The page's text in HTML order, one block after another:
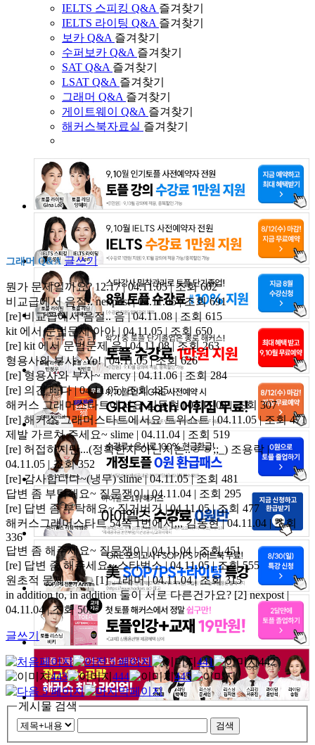
IELTS 스피킹 Q&A 즐겨찾기
IELTS 라이팅 Q&A 즐겨찾기
보카 Q&A 즐겨찾기
수퍼보카 Q&A 즐겨찾기
SAT Q&A 즐겨찾기
LSAT Q&A 즐겨찾기
그래머 Q&A 즐겨찾기
게이트웨이 Q&A 즐겨찾기
해커스북자료실 즐겨찾기
그래머 Q&A 글쓰기
뭔가 문제일까요?12.17 | 04.11.05 | 조회 602
비교급에서 음절..nexpost | 04.11.05 | 조회 691
[re] 비교급에서 음절..음 | 04.11.08 | 조회 615
kit 에서 문법문제아아 | 04.11.05 | 조회 650
[re] kit 에서 문법문제음 | 04.11.08 | 조회 263
형용사와 부사~Yo! | 04.11.05 | 조회 626
[re] 형용사와 부사~mercy | 04.11.06 | 조회 284
[re] 의견빠다 | 04.11.05 | 조회 425
해커스 그래머스타트에서요김동현 | 04.11.04 | 조회 307
[re] 해커스 그래머스타트에서요트위스트 | 04.11.05 | 조회 471
제발 가르쳐 주세요~ slime | 04.11.04 | 조회 519
[re] 허접하지만...(정확한지 아닌지는..ㅎㅎ;;_) 조용락 |
04.11.05 | 조회 352
[re] 감사합니다~(냉무)slime | 04.11.05 | 조회 481
답변 좀 부탁해요~ 질문쟁이 | 04.11.04 | 조회 295
[re] 답변 좀 부탁해요~징거버거 | 04.11.05 | 조회 477
해커스그래머스타트 54쪽 1번에서,,,김동현 | 04.11.04 | 조회
336
답변 좀 해주세요~ 질문쟁이 | 04.11.04 | 조회 451
[re] 답변 좀 해주세요~스타벅스 | 04.11.05 | 조회 555
원초적 문제 ㅡ.ㅡ [1] 그래머 | 04.11.04 | 조회 315
in addition to, in addition 둘이 서로 다른건가요?[2] nexpost |
04.11.04 | 조회 503
글쓰기
441
442
443
444 445
게시물 검색
검색